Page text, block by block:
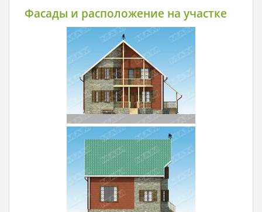
Фасады и расположение на участке